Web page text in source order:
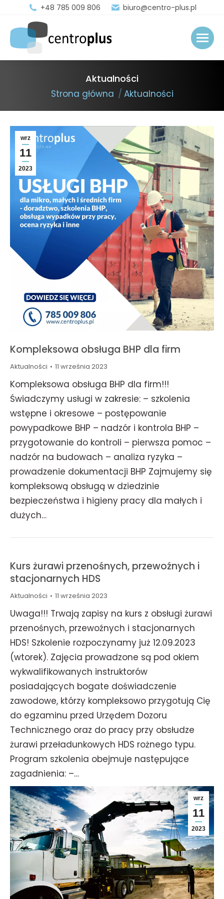
+48 785 009 806 biuro@centro-plus.pl
Aktualności
You are here:
Strona główna Aktualności
wrz
11
2023
Kompleksowa obsługa BHP dla firm
Aktualności 11 września 2023
Kompleksowa obsługa BHP dla firm!!!
Świadczymy usługi w zakresie: – szkolenia
wstępne i okresowe – postępowanie
powypadkowe BHP – nadzór i kontrola BHP –
przygotowanie do kontroli – pierwsza pomoc –
nadzór na budowach – analiza ryzyka –
prowadzenie dokumentacji BHP Zajmujemy się
kompleksową obsługą w dziedzinie
bezpieczeństwa i higieny pracy dla małych i
dużych…
Kurs żurawi przenośnych, przewoźnych i
stacjonarnych HDS
Aktualności 11 września 2023
Uwaga!!! Trwają zapisy na kurs z obsługi żurawi
przenośnych, przewoźnych i stacjonarnych
HDS! Szkolenie rozpoczynamy już 12.09.2023
(wtorek). Zajęcia prowadzone są pod okiem
wykwalifikowanych instruktorów
posiadających bogate doświadczenie
zawodowe, którzy kompleksowo przygotują Cię
do egzaminu przed Urzędem Dozoru
Technicznego oraz do pracy przy obsłudze
żurawi przeładunkowych HDS rożnego typu.
Program szkolenia obejmuje następujące
zagadnienia: –…
wrz
11
2023